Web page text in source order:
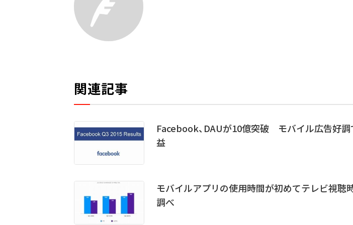
関連記事
Facebook、DAUが10億突破 モバイル広告好
益
モバイルアプリの使用時間が初めてテレビ視
調べ